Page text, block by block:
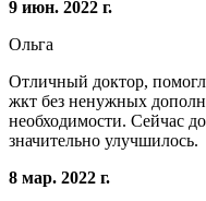
9 июн. 2022 г.
Ольга
Отличный доктор,
жкт без ненужных
необходимости. Сейчас
значительно улучшилось.
8 мар. 2022 г.